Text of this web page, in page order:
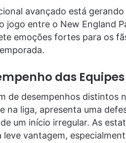
avançado está
jogo entre o New England
emoções fortes para os
das Equipes
de desempenhos distintos
na liga, apresenta uma
um início irregular. As
vantagem,